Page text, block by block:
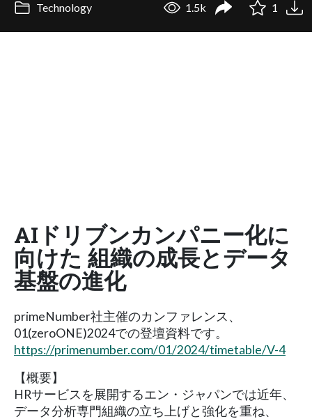
Technology 1.5k 1
AIドリブンカンパニー化に
向けた 組織の成長とデータ
基盤の進化
primeNumber社主催のカンファレンス、
01(zeroONE)2024での登壇資料です。
https://primenumber.com/01/2024/timetable/V-4
【概要】
HRサービスを展開するエン・ジャパンでは近年、
データ分析専門組織の立ち上げと強化を重ね、